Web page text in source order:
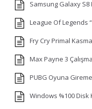
Samsung Galaxy S8
League Of Legends
Fry Cry Primal
Max Payne 3
PUBG Oyuna
Windows %100 Disk